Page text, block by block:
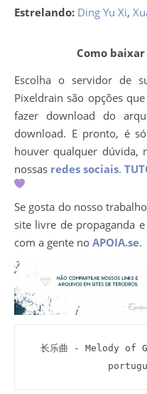
Estrelando: Ding Yu Xi,
Como
Escolha o servidor de
Pixeldrain são opções
fazer download do
download. E pronto, é
houver qualquer dúvida,
nossas redes sociais.
Se gosta do nosso
site livre de propaganda
com a gente no APOIA.se.
长乐曲 - Melody of